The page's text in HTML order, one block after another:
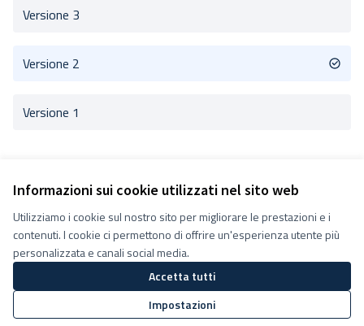
Informazioni sui cookie utilizzati nel sito web
Utilizziamo i cookie sul nostro sito per migliorare le prestazioni e i
contenuti. I cookie ci permettono di offrire un'esperienza utente più
personalizzata e canali social media.
Accetta tutti
Impostazioni
Versione 3
Versione 2
Versione 1
Termini e condizioni d''uso
Impostazioni Cookie
Decidiamo su Facebook
Decidiamo su YouTube
(Collegamento esterno)